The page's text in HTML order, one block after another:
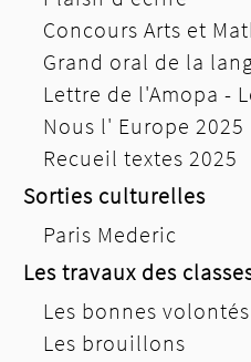
Concours Arts et
Grand oral de la
Lettre de l'Amopa -
Nous l' Europe 2025
Recueil textes 2025
Sorties culturelles
Paris Mederic
Les travaux des
Les bonnes volontés
Les brouillons